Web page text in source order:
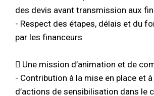
des devis avant transmission aux
- Respect des étapes, délais et du
par les financeurs
 Une mission d’animation et de
- Contribution à la mise en place et à
d’actions de sensibilisation dans le